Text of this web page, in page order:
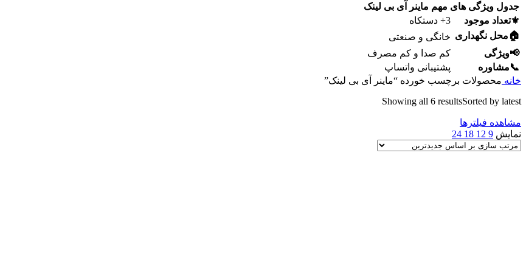
جدول ویژگی های مهم ماینر آی بی لینک
⚜️تعداد موجود
3+ دستکاه
🏠محل نگهداری خانگی و صنعتی
📢ویژگی
کم صدا و کم مصرف
📞مشاوره
پشتیبانی واتساپ
خانه محصولات برچسب خورده “ماینر آی بی لینک”
Showing all 6 resultsSorted by latest
مشاهده فیلترها
نمایش 9
12
18
24